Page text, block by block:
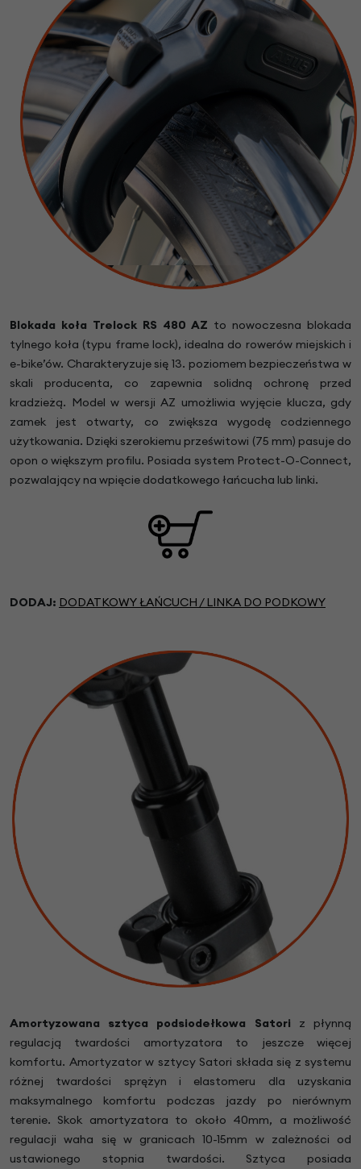
Blokada koła Trelock RS 480 AZ to nowoczesna blokada
tylnego koła (typu frame lock), idealna do rowerów miejskich i
e-bike’ów. Charakteryzuje się 13. poziomem bezpieczeństwa w
skali producenta, co zapewnia solidną ochronę przed
kradzieżą. Model w wersji AZ umożliwia wyjęcie klucza, gdy
zamek jest otwarty, co zwiększa wygodę codziennego
użytkowania. Dzięki szerokiemu prześwitowi (75 mm) pasuje do
opon o większym profilu. Posiada system Protect-O-Connect,
pozwalający na wpięcie dodatkowego łańcucha lub linki.
DODAJ: DODATKOWY ŁAŃCUCH / LINKA DO PODKOWY
Amortyzowana sztyca podsiodełkowa Satori z płynną
regulacją twardości amortyzatora to jeszcze więcej
komfortu. Amortyzator w sztycy Satori składa się z systemu
różnej twardości sprężyn i elastomeru dla uzyskania
maksymalnego komfortu podczas jazdy po nierównym
terenie. Skok amortyzatora to około 40mm, a możliwość
regulacji waha się w granicach 10-15mm w zależności od
ustawionego stopnia twardości. Sztyca posiada